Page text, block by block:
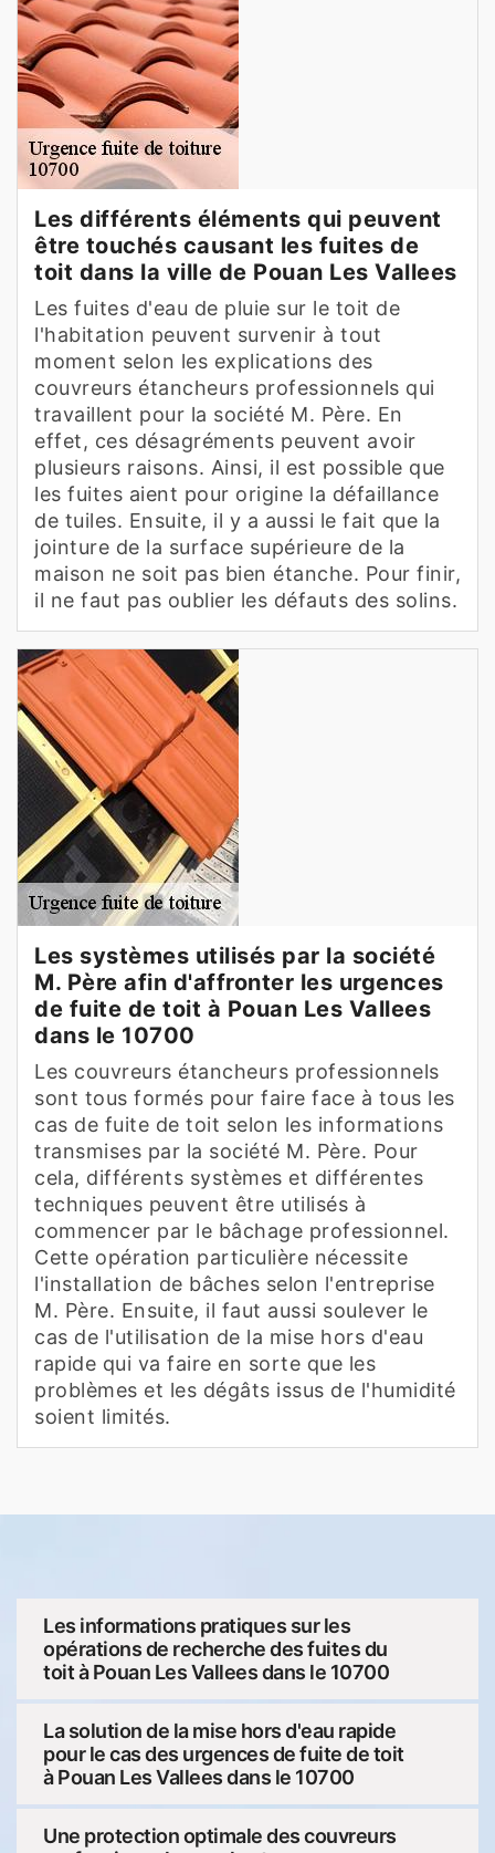
Les différents éléments qui peuvent
être touchés causant les fuites de
toit dans la ville de Pouan Les Vallees
Les fuites d'eau de pluie sur le toit de
l'habitation peuvent survenir à tout
moment selon les explications des
couvreurs étancheurs professionnels qui
travaillent pour la société M. Père. En
effet, ces désagréments peuvent avoir
plusieurs raisons. Ainsi, il est possible que
les fuites aient pour origine la défaillance
de tuiles. Ensuite, il y a aussi le fait que la
jointure de la surface supérieure de la
maison ne soit pas bien étanche. Pour finir,
il ne faut pas oublier les défauts des solins.
Les systèmes utilisés par la société
M. Père afin d'affronter les urgences
de fuite de toit à Pouan Les Vallees
dans le 10700
Les couvreurs étancheurs professionnels
sont tous formés pour faire face à tous les
cas de fuite de toit selon les informations
transmises par la société M. Père. Pour
cela, différents systèmes et différentes
techniques peuvent être utilisés à
commencer par le bâchage professionnel.
Cette opération particulière nécessite
l'installation de bâches selon l'entreprise
M. Père. Ensuite, il faut aussi soulever le
cas de l'utilisation de la mise hors d'eau
rapide qui va faire en sorte que les
problèmes et les dégâts issus de l'humidité
soient limités.
Les informations pratiques sur les
opérations de recherche des fuites du
toit à Pouan Les Vallees dans le 10700
La solution de la mise hors d'eau rapide
pour le cas des urgences de fuite de toit
à Pouan Les Vallees dans le 10700
Une protection optimale des couvreurs